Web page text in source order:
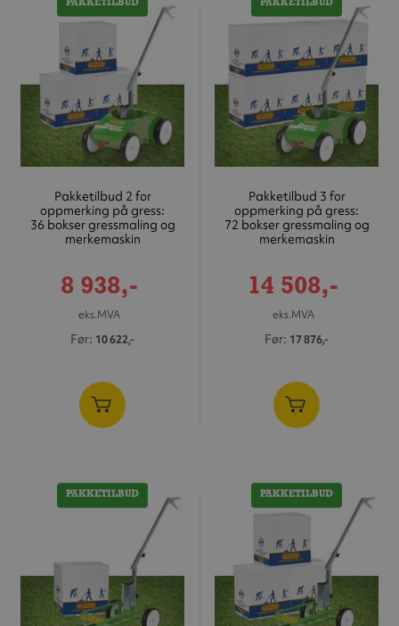
PAKKETILBUD
Pakketilbud 2 for
oppmerking på gress:
36 bokser gressmaling og
merkemaskin
Tilbudspris
8 938,-
eks.MVA
Før 10 622,-
PAKKETILBUD
Pakketilbud 3 for
oppmerking på gress:
72 bokser gressmaling og
merkemaskin
Tilbudspris
14 508,-
eks.MVA
Før 17 876,-
PAKKETILBUD PAKKETILBUD